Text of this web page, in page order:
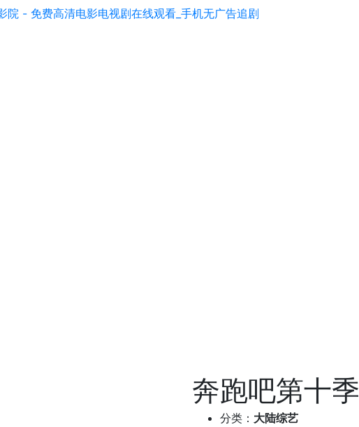
奔跑吧第十季
分类： 大陆综艺